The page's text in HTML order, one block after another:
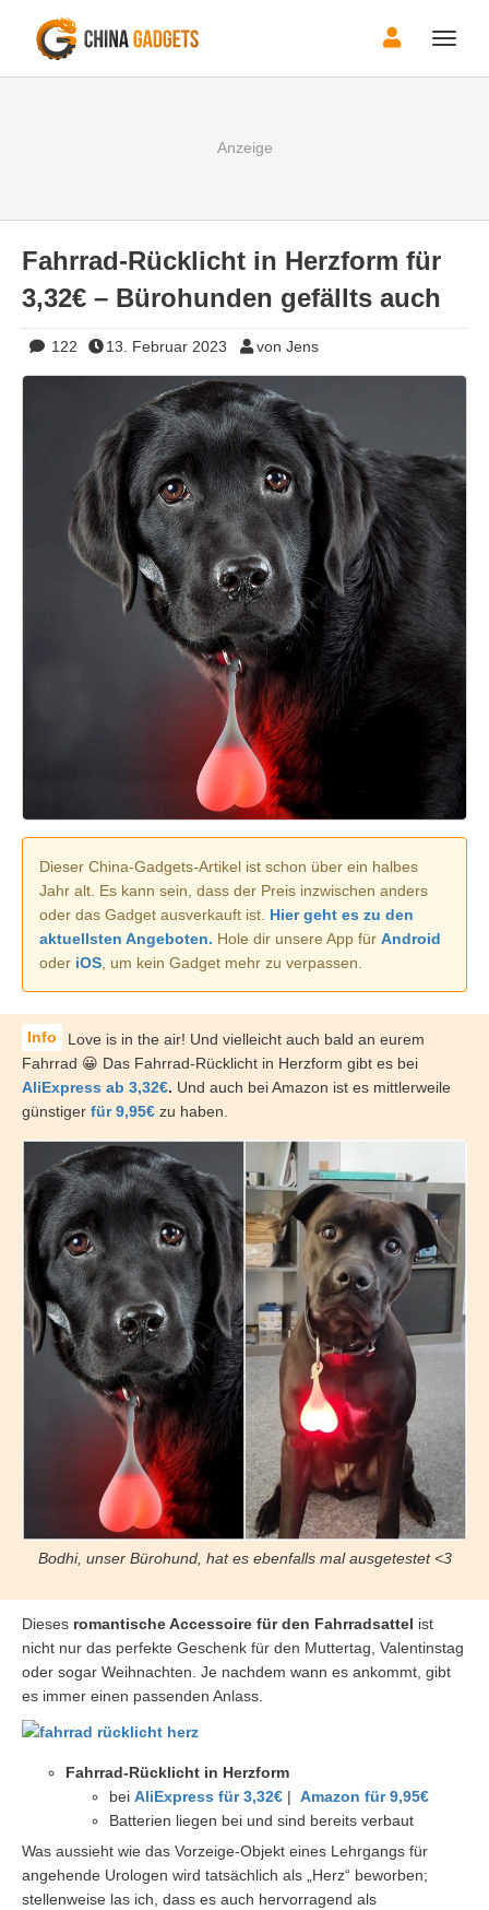
Toggle
Fahrrad-Rücklicht in Herzform für
3,32€ – Bürohunden gefällts auch
122 13. Februar 2023 von Jens
Dieser China-Gadgets-Artikel ist schon über ein halbes
Jahr alt. Es kann sein, dass der Preis inzwischen anders
oder das Gadget ausverkauft ist. Hier geht es zu den
aktuellsten Angeboten. Hole dir unsere App für Android
oder iOS , um kein Gadget mehr zu verpassen.
Love is in the air! Und vielleicht auch bald an eurem
Fahrrad 😀 Das Fahrrad-Rücklicht in Herzform gibt es bei
AliExpress ab 3,32€. Und auch bei Amazon ist es mittlerweile
günstiger für 9,95€ zu haben.
Bodhi, unser Bürohund, hat es ebenfalls mal ausgetestet <3
Dieses romantische Accessoire für den Fahrradsattel ist
nicht nur das perfekte Geschenk für den Muttertag, Valentinstag
oder sogar Weihnachten. Je nachdem wann es ankommt, gibt
es immer einen passenden Anlass.
Fahrrad-Rücklicht in Herzform
bei AliExpress für 3,32€ | Amazon für 9,95€
Batterien liegen bei und sind bereits verbaut
Was aussieht wie das Vorzeige-Objekt eines Lehrgangs für
angehende Urologen wird tatsächlich als „Herz“ beworben;
stellenweise las ich, dass es auch hervorragend als